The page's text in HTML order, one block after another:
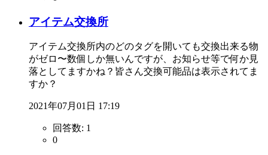
アイテム交換所
アイテム交換所内のどのタグを開いても交換出来る物
がゼロ〜数個しか無いんですが、お知らせ等で何か見
落としてますかね？皆さん交換可能品は表示されてま
すか？
2021年07月01日 17:19
回答数: 1
0